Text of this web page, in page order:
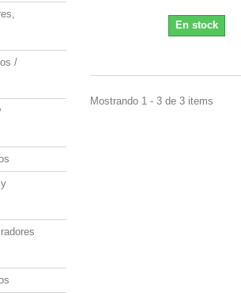
/
En stock
Mostrando 1 - 3 de 3 items